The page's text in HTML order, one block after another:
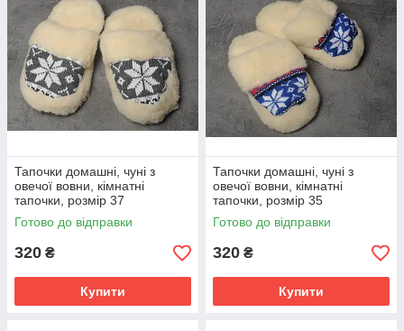
Тапочки домашні, чуні з
овечої вовни, кімнатні
тапочки, розмір 37
Готово до відправки
320 ₴
Купити
Тапочки домашні, чуні з
овечої вовни, кімнатні
тапочки, розмір 35
Готово до відправки
320 ₴
Купити